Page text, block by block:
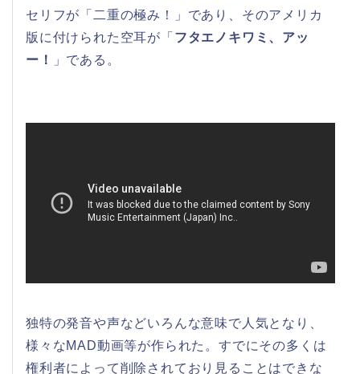
セリフが「二重の極み！」であり、そのアメリカ
版に付けられた空耳が「 フタエノキワミ、アッ
ー！
」である。
独特の発音や声などいろんな意味で人気となり、
様々なMAD動画等が作られた。すでにその多くは
権利者によって削除されており見ることはできな